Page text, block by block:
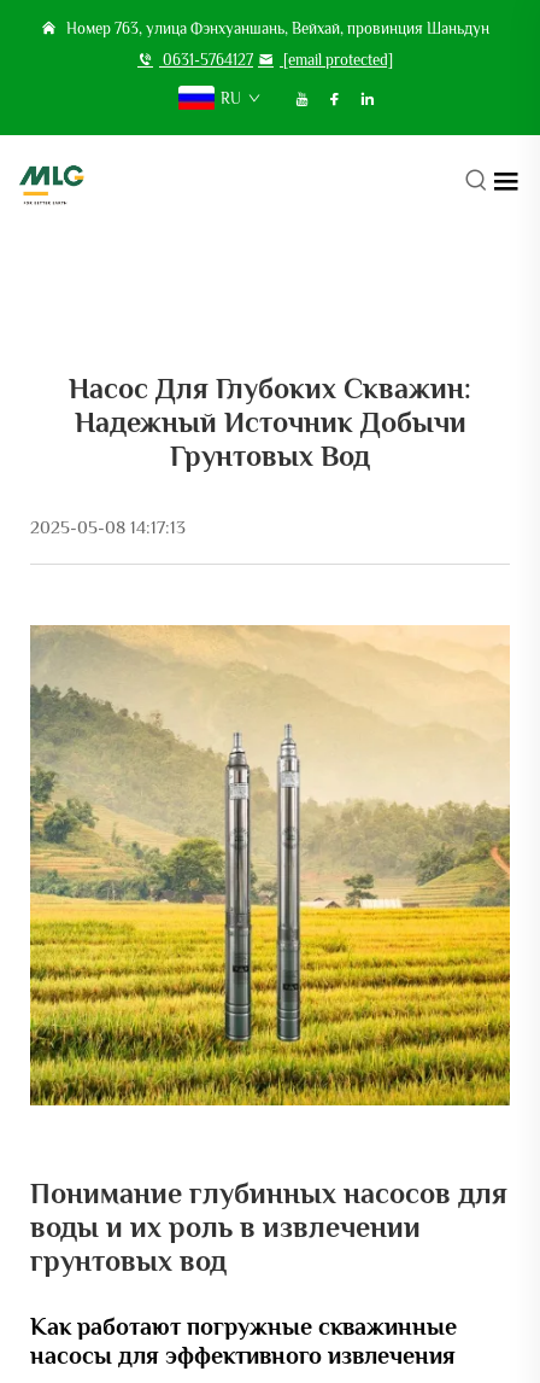
Номер 763, улица Фэнхуаншань, Вейхай, провинция Шаньдун
0631-5764127
[email protected]
RU
Насос Для Глубоких Скважин:
Надежный Источник Добычи
Грунтовых Вод
2025-05-08 14:17:13
Понимание глубинных насосов для
воды и их роль в извлечении
грунтовых вод
Как работают погружные скважинные
насосы для эффективного извлечения